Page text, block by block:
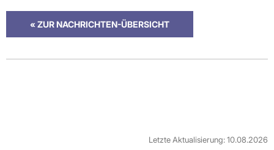
« ZUR NACHRICHTEN-ÜBERSICHT
Letzte Aktualisierung: 10.08.2026